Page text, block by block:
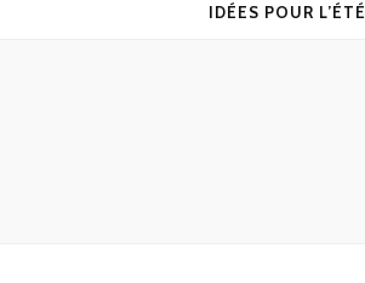
IDÉES POUR L’ÉTÉ